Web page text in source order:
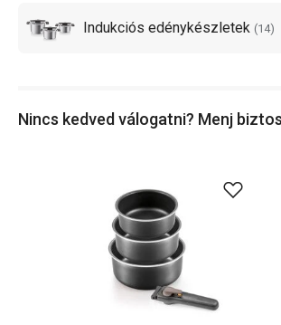
Indukciós edénykészletek (14)
Nincs kedved válogatni? Menj